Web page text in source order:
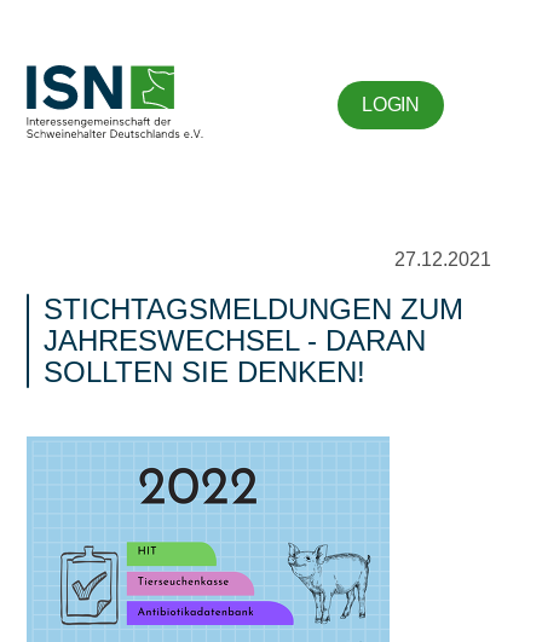
LOGIN
27.12.2021
STICHTAGSMELDUNGEN ZUM
JAHRESWECHSEL - DARAN
SOLLTEN SIE DENKEN!